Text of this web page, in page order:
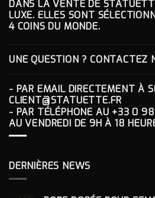
DANS LA VENTE DE
LUXE. ELLES SONT
4 COINS DU MONDE.
UNE QUESTION ? CONTACTEZ
- PAR EMAIL DIRECTEMENT À
CLIENT@STATUETTE.FR
- PAR TÉLÉPHONE AU +33 0
AU VENDREDI DE 9H À 18
DERNIÈRES NEWS